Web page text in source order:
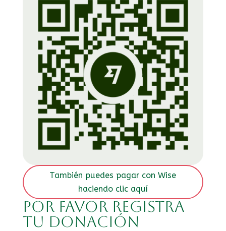
También puedes pagar con Wise
haciendo clic aquí
Por favor registra
tu donación